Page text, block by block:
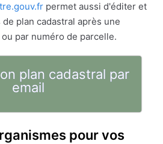
permet aussi d'éditer et
plan cadastral après une
par numéro de parcelle.
plan cadastral par
email
pour vos